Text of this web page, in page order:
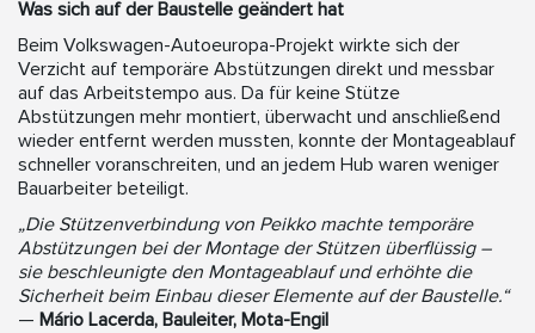
Was sich auf der Baustelle geändert hat
Beim Volkswagen-Autoeuropa-Projekt wirkte sich der
Verzicht auf temporäre Abstützungen direkt und messbar
auf das Arbeitstempo aus. Da für keine Stütze
Abstützungen mehr montiert, überwacht und anschließend
wieder entfernt werden mussten, konnte der Montageablauf
schneller voranschreiten, und an jedem Hub waren weniger
Bauarbeiter beteiligt.
„Die Stützenverbindung von Peikko machte temporäre
Abstützungen bei der Montage der Stützen überflüssig –
sie beschleunigte den Montageablauf und erhöhte die
Sicherheit beim Einbau dieser Elemente auf der Baustelle.“
— Mário Lacerda, Bauleiter, Mota-Engil